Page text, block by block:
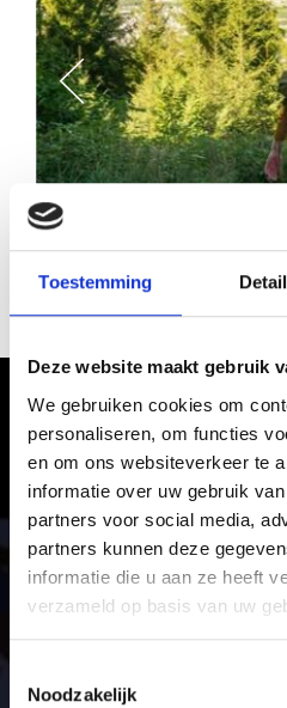
Toestemming
Deze website maakt gebruik
We gebruiken cookies om
personaliseren, om functies
en om ons websiteverkeer te
informatie over uw gebruik
partners voor social media,
partners kunnen deze
informatie die u aan ze heeft
verzameld op basis van uw
Noodzakelijk
Wandelen in
Avontuur
Van eenvoudige
hoogalpine bergtochten:
wandelpaden in het
als de